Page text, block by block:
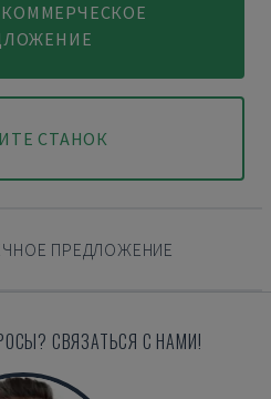
СТАНОК
ПРЕДЛОЖЕНИЕ
СВЯЗАТЬСЯ С НАМИ!